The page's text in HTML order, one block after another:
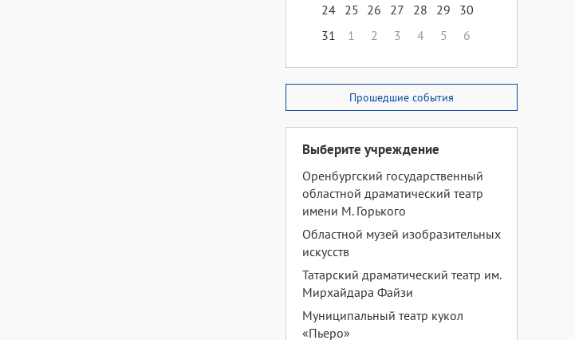
24 25 26 27 28 29
30
31
1 2 3 4 5 6
Прошедшие события
Выберите учреждение
Оренбургский государственный
областной драматический театр
имени М. Горького
Областной музей изобразительных
искусств
Татарский драматический театр им.
Мирхайдара Файзи
Муниципальный театр кукол
«Пьеро»